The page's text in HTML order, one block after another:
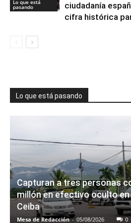
Lo que está
pasando
ciudadanía
cifra histórica
Lo que está pasando
Capturan a tres personas
millón en efectivo oculto
Ceiba
Mesa de Redacción - 05/08/2026 0